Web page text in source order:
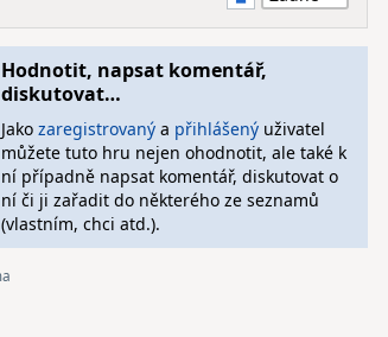
Hodnotit, napsat komentář,
diskutovat…
Jako zaregistrovanýa přihlášenýuživatel
můžete tuto hru nejen ohodnotit, ale také k
ní případně napsat komentář, diskutovat o
ní či ji zařadit do některého ze seznamů
(vlastním, chci atd.).